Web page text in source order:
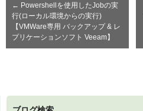
← Powershellを使用したJobの実
行(ローカル環境からの実行)
【VMWare専用 バックアップ & レ
プリケーションソフト Veeam】